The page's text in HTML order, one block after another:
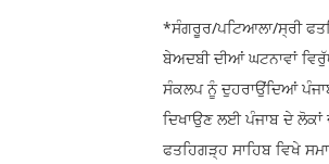
*ਸੰਗਰੂਰ/ਪਟਿਆਲਾ/ਸ੍ਰੀ
ਬੇਅਦਬੀ ਦੀਆਂ ਘਟਨਾਵਾਂ
ਸੰਕਲਪ ਨੂੰ ਦੁਹਰਾਉਂਦਿਆਂ
ਦਿਖਾਉਣ ਲਈ ਪੰਜਾਬ ਦੇ ਲੋਕਾਂ
ਫਤਹਿਗੜ੍ਹ ਸਾਹਿਬ ਵਿਖੇ